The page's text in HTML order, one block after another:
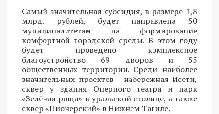
Самый значительная субсидия, в размере 1,8
млрд. рублей, будет направлена 50
муниципалитетам на формирование
комфортной городской среды. В этом году
будет проведено комплексное
благоустройство 69 дворов и 55
общественных территории. Среди наиболее
значительных проектов - набережная Исети,
сквер у здания Оперного театра и парк
«Зелёная роща» в уральской столице, а также
сквер «Пионерский» в Нижнем Тагиле.